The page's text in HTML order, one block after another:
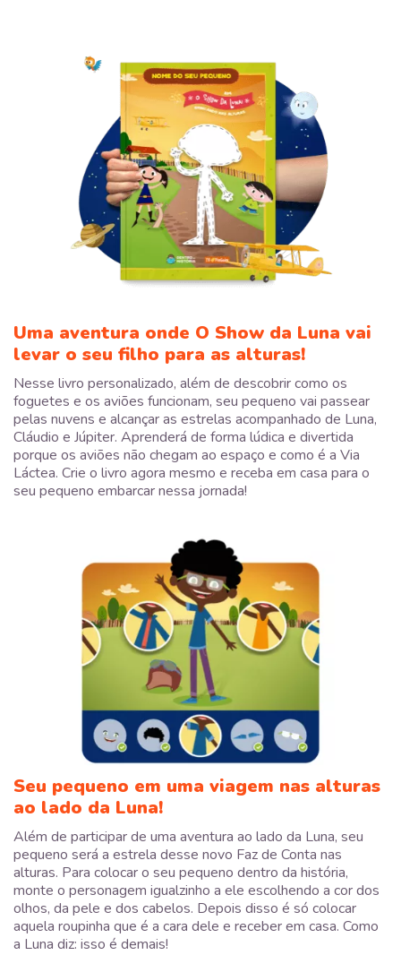
Uma aventura onde O Show da Luna vai
levar o seu filho para as alturas!
Nesse livro personalizado, além de descobrir como os
foguetes e os aviões funcionam, seu pequeno vai passear
pelas nuvens e alcançar as estrelas acompanhado de Luna,
Cláudio e Júpiter. Aprenderá de forma lúdica e divertida
porque os aviões não chegam ao espaço e como é a Via
Láctea. Crie o livro agora mesmo e receba em casa para o
seu pequeno embarcar nessa jornada!
Seu pequeno em uma viagem nas alturas
ao lado da Luna!
Além de participar de uma aventura ao lado da Luna, seu
pequeno será a estrela desse novo Faz de Conta nas
alturas. Para colocar o seu pequeno dentro da história,
monte o personagem igualzinho a ele escolhendo a cor dos
olhos, da pele e dos cabelos. Depois disso é só colocar
aquela roupinha que é a cara dele e receber em casa. Como
a Luna diz: isso é demais!